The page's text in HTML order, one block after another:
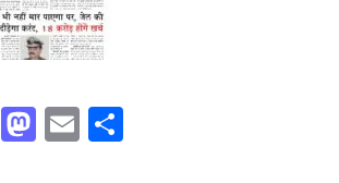
Facebook
Mastodon
Email